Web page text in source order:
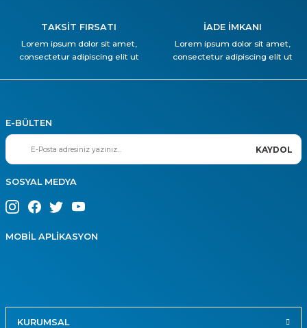
TAKSİT FIRSATI
Lorem ipsum dolor sit amet,
consectetur adipiscing elit ut
İADE İMKANI
Lorem ipsum dolor sit amet,
consectetur adipiscing elit ut
E-BÜLTEN
KAYDOL
SOSYAL MEDYA
MOBİL APLİKASYON
KURUMSAL